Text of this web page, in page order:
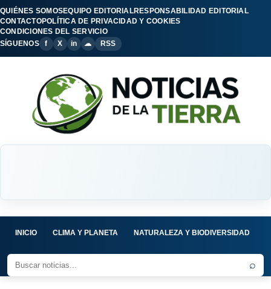
QUIÉNES SOMOSEQUIPO EDITORIALRESPONSABILIDAD EDITORIAL
CONTACTOPOLÍTICA DE PRIVACIDAD Y COOKIES
CONDICIONES DEL SERVICIO
SÍGUENOS
f X in ☁ RSS
INICIO CLIMA Y PLANETA NATURALEZA Y BIODIVERSIDAD
⌕